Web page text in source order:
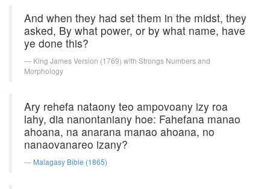
And when they had set them in the midst, they
asked, By what power, or by what name, have
ye done this?
King James Version (1769) with Strongs Numbers and
Morphology
Ary rehefa nataony teo ampovoany izy roa
lahy, dia nanontaniany hoe: Fahefana manao
ahoana, na anarana manao ahoana, no
nanaovanareo izany?
Malagasy Bible (1865)